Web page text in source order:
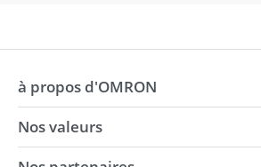
à propos d'OMRON
Les principes d'OMRON
Nos valeurs